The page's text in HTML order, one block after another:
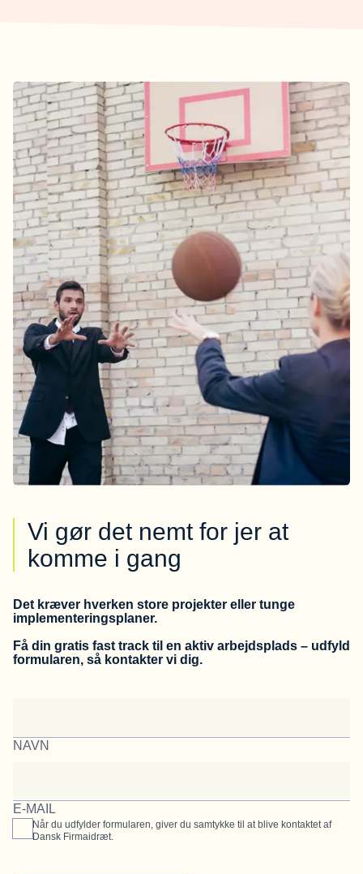
Vi gør det nemt for jer at
komme i gang
Det kræver hverken store projekter eller tunge
implementeringsplaner.
Få din gratis fast track til en aktiv arbejdsplads – udfyld
formularen, så kontakter vi dig.
NAVN
E-MAIL
Når du udfylder formularen, giver du samtykke til at blive kontaktet af
Dansk Firmaidræt.